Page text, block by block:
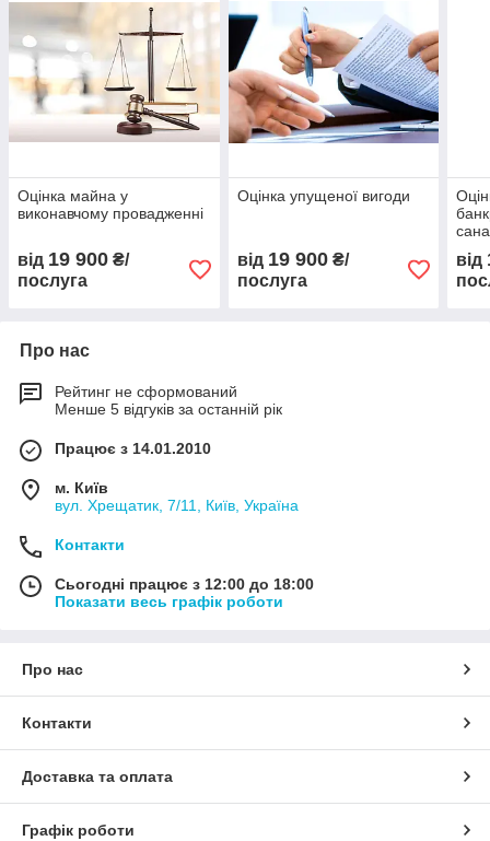
Оцінка майна у
виконавчому провадженні
від 19 900 ₴/
послуга
Оцінка упущеної вигоди
від 19 900₴/
послуга
від
Про нас
Рейтинг не сформований
Менше 5 відгуків за останній рік
Працює з 14.01.2010
м. Київ
вул. Хрещатик, 7/11, Київ, Україна
Контакти
Сьогодні працює з 12:00 до 18:00
Показати весь графік роботи
Про нас
Контакти
Доставка та оплата
Графік роботи